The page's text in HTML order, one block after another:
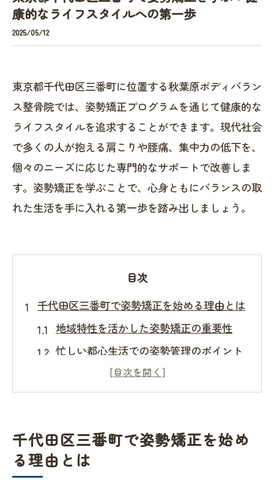
康的なライフスタイルへの第一歩
2025/05/12
東京都千代田区三番町に位置する秋葉原ボディバラン
ス整骨院では、姿勢矯正プログラムを通じて健康的な
ライフスタイルを追求することができます。現代社会
で多くの人が抱える肩こりや腰痛、集中力の低下を、
個々のニーズに応じた専門的なサポートで改善しま
す。姿勢矯正を学ぶことで、心身ともにバランスの取
れた生活を手に入れる第一歩を踏み出しましょう。
目次
千代田区三番町で姿勢矯正を始める理由とは
地域特性を活かした姿勢矯正の重要性
忙しい都心生活での姿勢管理のポイント
千代田区での姿勢矯正がもたらす利点
地元で信頼できる姿勢矯正専門家の選び
姿勢矯正プログラムの選び方とその効果
千代田区での生活に適した姿勢改善法
千代田区三番町で姿勢矯正を始め
る理由とは